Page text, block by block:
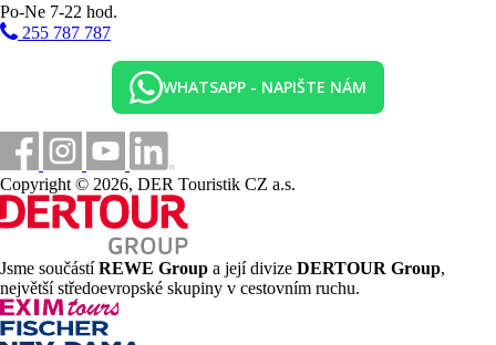
Po-Ne 7-22 hod.
255 787 787
WHATSAPP - NAPIŠTE NÁM
Copyright © 2026, DER Touristik CZ a.s.
Jsme součástíREWE Group a její divize DERTOUR Group,
největší středoevropské skupiny v cestovním ruchu.